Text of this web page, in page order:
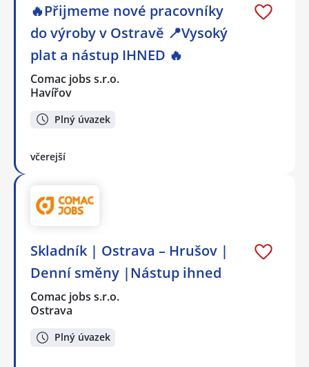
🔥Přijmeme nové pracovníky
do výroby v Ostravě 📍Vysoký
plat a nástup IHNED 🔥
Comac jobs s.r.o.
Havířov
Plný úvazek
včerejší
Skladník | Ostrava – Hrušov |
Denní směny |Nástup ihned
Comac jobs s.r.o.
Ostrava
Plný úvazek